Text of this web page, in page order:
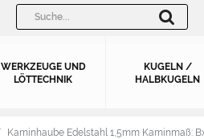
WERKZEUGE UND
LÖTTECHNIK
KUGELN /
HALBKUGELN
Kaminhaube Edelstahl 1,5mm Kaminmaß: